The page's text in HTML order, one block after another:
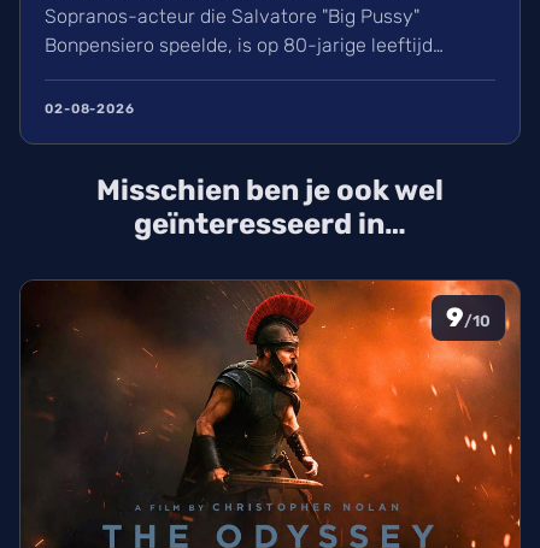
Sopranos-acteur die Salvatore "Big Pussy"
Bonpensiero speelde, is op 80-jarige leeftijd
carrière van nachtclubeigenaar tot maffia-icoon en
in New York.
02-08-2026
Misschien ben je ook wel
geïnteresseerd in…
9/10